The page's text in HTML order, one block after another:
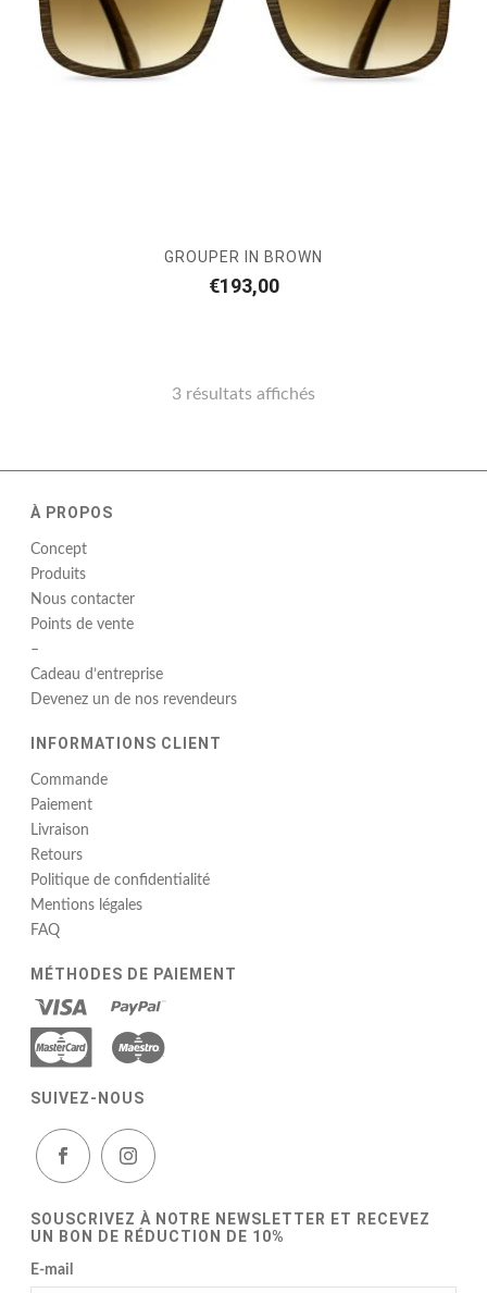
GROUPER IN BROWN
€193,00
3 résultats affichés
À PROPOS
Concept
Produits
Nous contacter
Points de vente
–
Cadeau d’entreprise
Devenez un de nos revendeurs
INFORMATIONS CLIENT
Commande
Paiement
Livraison
Retours
Politique de confidentialité
Mentions légales
FAQ
MÉTHODES DE PAIEMENT
SUIVEZ-NOUS
SOUSCRIVEZ À NOTRE NEWSLETTER ET RECEVEZ
UN BON DE RÉDUCTION DE 10%
E-mail